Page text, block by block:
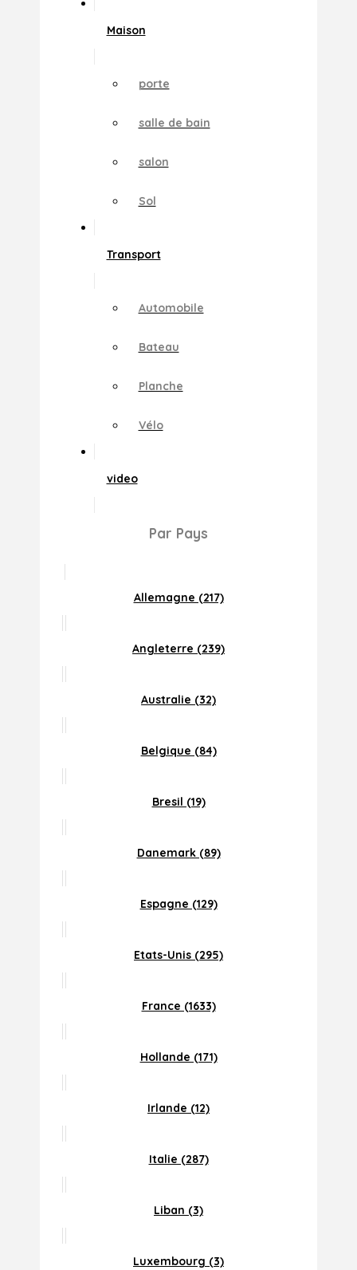
Maison
porte
salle de bain
salon
Sol
Transport
Automobile
Bateau
Planche
Vélo
video
Par Pays
Allemagne (217)
Angleterre (239)
Australie (32)
Belgique (84)
Bresil (19)
Danemark (89)
Espagne (129)
Etats-Unis (295)
France (1633)
Hollande (171)
Irlande (12)
Italie (287)
Liban (3)
Luxembourg (3)